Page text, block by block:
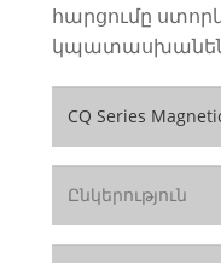
հարցումը